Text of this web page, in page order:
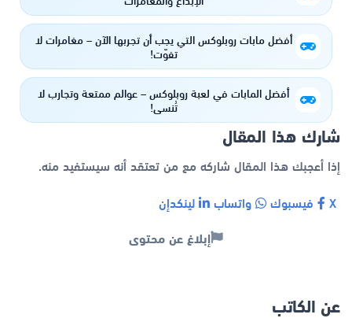
أفضل مابات روبلوكس التي يجب أن تجربها الآن – مغامرات لا
تفوّت!
أفضل المابات في لعبة روبلوكس – عوالم ممتعة وتجارب لا
تُنسى!
شارك هذا المقال
إذا أعجبك هذا المقال شاركه مع من تعتقد أنه سيستفيد منه.
فيسبوك واتساب لينكدإن
إبلاغ عن محتوى
عن الكاتب